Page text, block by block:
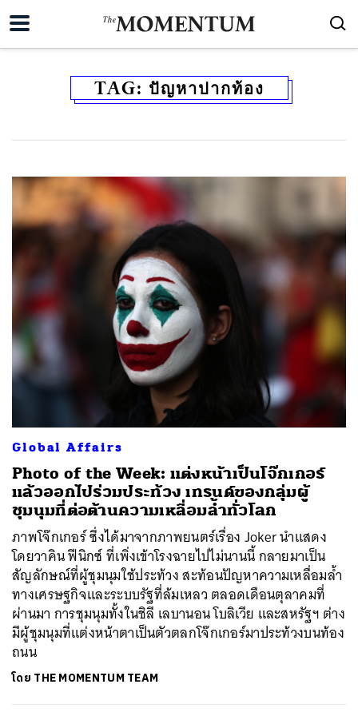
TAG: ปัญหาปากท้อง
Global Affairs
Photo of the Week: แต่งหน้าเป็นโจ๊กเกอร์
แล้วออกไปร่วมประท้วง เทรนด์ของกลุ่มผู้
ชุมนุมที่ต่อต้านความเหลื่อมล้ำทั่วโลก
ภาพโจ๊กเกอร์ ซึ่งได้มาจากภาพยนตร์เรื่อง Joker นำแสดง
โดยวาคิน ฟีนิกซ์ ที่เพิ่งเข้าโรงฉายไปไม่นานนี้ กลายมาเป็น
สัญลักษณ์ที่ผู้ชุมนุมใช้ประท้วง สะท้อนปัญหาความเหลื่อมล้ำ
ทางเศรษฐกิจและระบบรัฐที่ล้มเหลว ตลอดเดือนตุลาคมที่
ผ่านมา การชุมนุมทั้งในชิลี เลบานอน โบลิเวีย และสหรัฐฯ ต่าง
มีผู้ชุมนุมที่แต่งหน้าตาเป็นตัวตลกโจ๊กเกอร์มาประท้วงบนท้อง
ถนน
โดย THE MOMENTUM TEAM
ค้นหา
EMAIL